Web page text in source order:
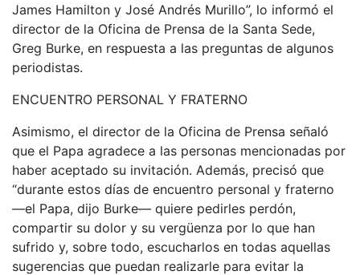
James Hamilton y José Andrés Murillo”, lo informó el
director de la Oficina de Prensa de la Santa Sede,
Greg Burke, en respuesta a las preguntas de algunos
periodistas.
ENCUENTRO PERSONAL Y FRATERNO
Asimismo, el director de la Oficina de Prensa señaló
que el Papa agradece a las personas mencionadas por
haber aceptado su invitación. Además, precisó que
“durante estos días de encuentro personal y fraterno
—el Papa, dijo Burke— quiere pedirles perdón,
compartir su dolor y su vergüenza por lo que han
sufrido y, sobre todo, escucharlos en todas aquellas
sugerencias que puedan realizarle para evitar la